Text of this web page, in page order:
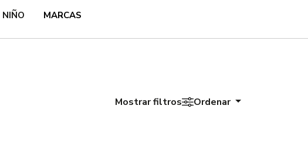
NIÑO MARCAS
Mostrar filtros Ordenar